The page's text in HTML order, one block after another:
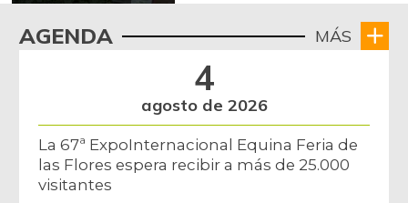
AGENDA MÁS
4
agosto de 2026
La 67ª ExpoInternacional Equina Feria de
las Flores espera recibir a más de 25.000
visitantes